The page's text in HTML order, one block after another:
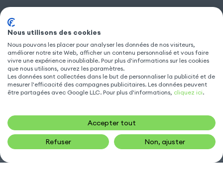
SUIVEZ NOUS
Nous utilisons des cookies
Nous pouvons les placer pour analyser les données de nos visiteurs,
améliorer notre site Web, afficher un contenu personnalisé et vous faire
vivre une expérience inoubliable. Pour plus d'informations sur les cookies
que nous utilisons, ouvrez les paramètres.
Les données sont collectées dans le but de personnaliser la publicité et de
mesurer l'efficacité des campagnes publicitaires. Les données peuvent
être partagées avec Google LLC. Pour plus d'informations, cliquez ici.
Accepter tout
Refuser Non, ajuster